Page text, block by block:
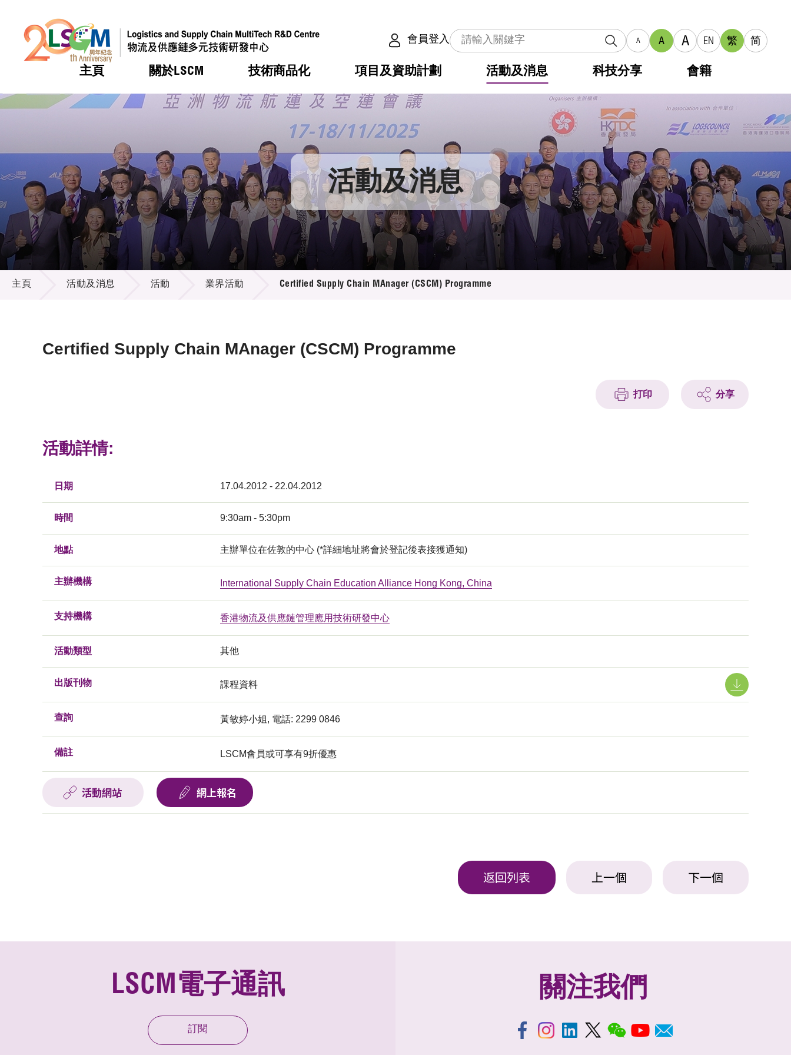
會員登入 A A A EN 繁 简
主頁 關於LSCM
熱門 機構簡介
組織架構
組織架構
董事局
研究顧問
招標通告
技術商品化
熱門 服務
可獲授權之技術
應用於公共服務之創新技術
重點項目
項目及資助計劃
熱門 合作計劃
資助計劃
資助計劃
稅務優惠
申請
評審
徵求研發項目計劃書
項目資料庫
活動及消息
熱門 活動
獎項
新聞中心
媒體報導
新聞稿
資訊中心
多媒體
出版刊物
科技分享 會籍
熱門 會籍及服務
會員列表
會員登入 活動及消息
活動及消息
主頁 活動及消息 活動 業界活動 Certified Supply Chain MAnager (CSCM) Programme
Certified Supply Chain MAnager (CSCM) Programme
打印 分享
活動詳情:
日期 17.04.2012 - 22.04.2012
時間 9:30am - 5:30pm
地點 主辦單位在佐敦的中心 (*詳細地址將會於登記後表接獲通知)
主辦機構 International Supply Chain Education Alliance Hong Kong, China
支持機構 香港物流及供應鏈管理應用技術研發中心
活動類型 其他
出版刊物 課程資料
查詢 黃敏婷小姐, 電話: 2299 0846
備註 LSCM會員或可享有9折優惠
活動網站 網上報名
返回列表 上一個 下一個
LSCM電子通訊
訂閱
關注我們